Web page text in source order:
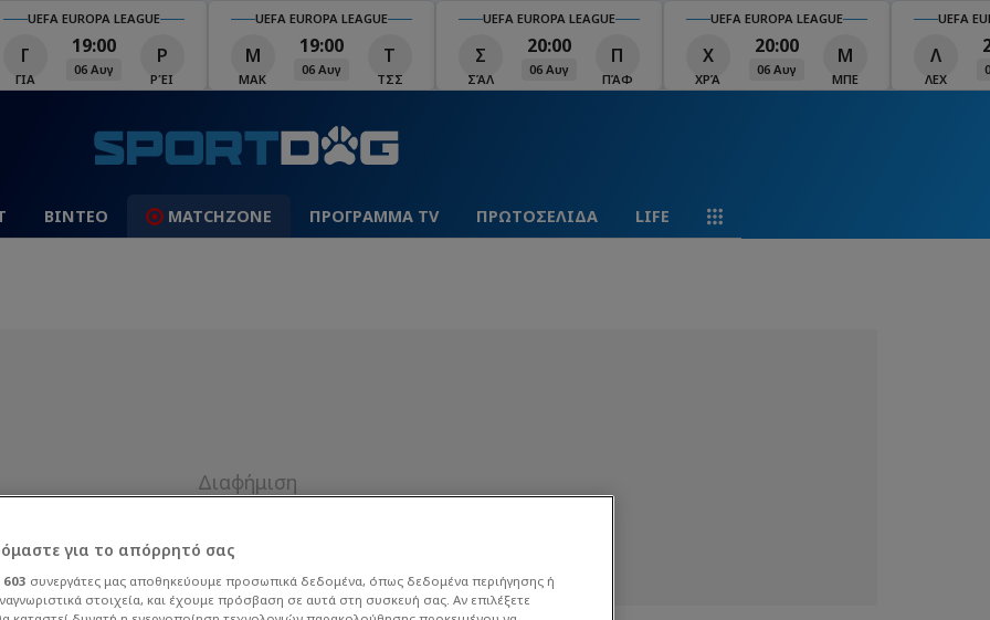
UEFA EUROPA LEAGUE
Γ
ΓΙΑ
19:00
06 Αυγ
Ρ
ΡΈΙ
UEFA EUROPA LEAGUE
Μ
ΜΑΚ
19:00
06 Αυγ
Τ
ΤΣΣ
UEFA EUROPA LEAGUE
Σ
ΣΆΛ
20:00
06 Αυγ
Π
ΠΆΦ
UEFA EUROPA LEAGUE
Χ
ΧΡΆ
20:00
06 Αυγ
Μ
ΜΠΕ
UEFA
Λ
ΛΕΧ
ΒΙΝΤΕΟ MATCHZONE ΠΡΟΓΡΑΜΜΑ TV ΠΡΩΤΟΣΕΛΙΔΑ LIFE
για το απόρρητό σας
603 συνεργάτες μας αποθηκεύουμε προσωπικά δεδομένα, όπως δεδομένα περιήγησης ή
στοιχεία, και έχουμε πρόσβαση σε αυτά στη συσκευή σας. Αν επιλέξετε